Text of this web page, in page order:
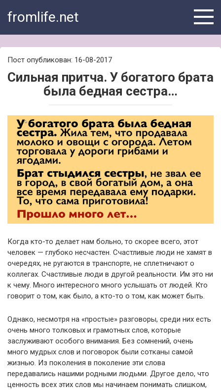
fromlife.net
Пост опубликован: 16-08-2017
Сильная притча. У богатого брата
была бедная сестра…
Когда кто-то делает нам больно, то скорее всего, этот
человек — глубоко несчастен. Счастливые люди не хамят в
очередях, не ругаются в транспорте, не сплетничают о
коллегах. Счастливые люди в другой реальности. Им это ни
к чему. Много интересного много услышать от людей. Кто
говорит о том, как было, а кто-то о том, как может быть.
Однако, несмотря на «простые» разговоры, среди них есть
очень много толковых и грамотных слов, которые
заслуживают особого внимания. Без сомнений, очень
много мудрых слов и поговорок были сотканы самой
жизнью. Из поколения в поколение эти слова
передавались нашими родными людьми. Другое дело, что
ценность всех этих слов мы начинаем понимать слишком,